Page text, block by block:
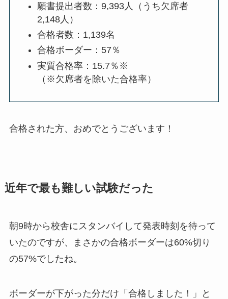
願書提出者数：9,393人（うち欠席者
2,148人）
合格者数：1,139名
合格ボーダー：57％
実質合格率：15.7％※
（※欠席者を除いた合格率）
合格された方、おめでとうございます！
近年で最も難しい試験だった
朝9時から校舎にスタンバイして発表時刻を待って
いたのですが、まさかの合格ボーダーは60%切り
の57%でしたね。
ボーダーが下がった分だけ「合格しました！」と